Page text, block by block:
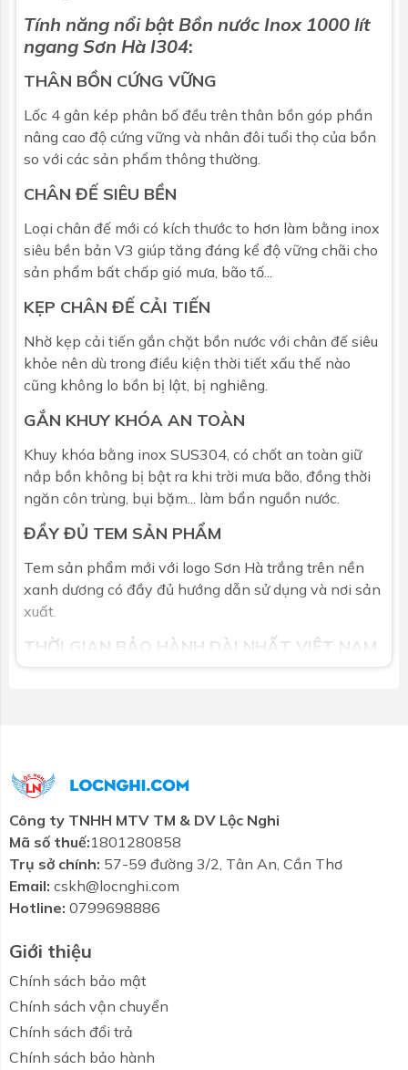
công bố chất lượng sản phẩm). Có thể được thay đổi bởi
nhà sản xuất mà không kịp báo trước.
Tính năng nổi bật Bồn nước Inox 1000 lít
ngang Sơn Hà I304:
THÂN BỒN CỨNG VỮNG
Lốc 4 gân kép phân bố đều trên thân bồn góp phần
nâng cao độ cứng vững và nhân đôi tuổi thọ của bồn
so với các sản phẩm thông thường.
CHÂN ĐẾ SIÊU BỀN
Loại chân đế mới có kích thước to hơn làm bằng inox
siêu bền bản V3 giúp tăng đáng kể độ vững chãi cho
sản phẩm bất chấp gió mưa, bão tố...
KẸP CHÂN ĐẾ CẢI TIẾN
Nhờ kẹp cải tiến gắn chặt bồn nước với chân đế siêu
khỏe nên dù trong điều kiện thời tiết xấu thế nào
cũng không lo bồn bị lật, bị nghiêng.
GẮN KHUY KHÓA AN TOÀN
Khuy khóa bằng inox SUS304, có chốt an toàn giữ
nắp bồn không bị bật ra khi trời mưa bão, đồng thời
ngăn côn trùng, bụi bặm... làm bẩn nguồn nước.
ĐẦY ĐỦ TEM SẢN PHẨM
Tem sản phẩm mới với logo Sơn Hà trắng trên nền
xanh dương có đầy đủ hướng dẫn sử dụng và nơi sản
xuất.
THỜI GIAN BẢO HÀNH DÀI NHẤT VIỆT NAM
Nhận diện logo mới mềm mại sơn trực tiếp trên thân
bồn và dập nổi ở phần đầu, đáy bồn, nắp bịt góp
phần ngăn chặn tình trạng hàng giả, hàng nhái trên
thị trường.
Lưu ý:
Vị trí đặt Bồn nước Inox 1000 lít ngang Sơn Hà I304
sản phẩm bị oxy hóa, chẳng hạn như vị trí gần bếp,
gần biển…
Đặt bồn trên mặt phẳng chắc chắn.
Công ty TNHH MTV TM & DV Lộc Nghi
Mã số thuế:1801280858
Trụ sở chính: 57-59 đường 3/2, Tân An, Cần Thơ
Email: cskh@locnghi.com
Hotline: 0799698886
Giới thiệu
Chính sách bảo mật
Chính sách vận chuyển
Chính sách đổi trả
Chính sách bảo hành